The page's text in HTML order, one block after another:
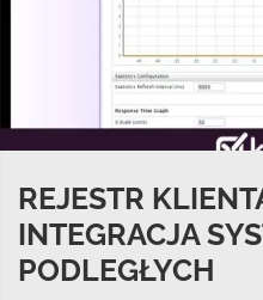
REJESTR
INTEGRACJA
PODLEGŁYCH